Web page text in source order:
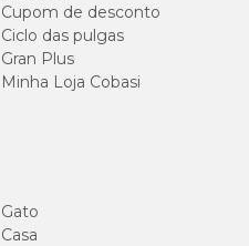
Cupom de desconto
Ciclo das pulgas
Gran Plus
Minha Loja Cobasi
Gato
Casa